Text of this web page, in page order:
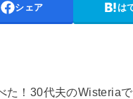
シェア は
！30代夫のWisteriaで